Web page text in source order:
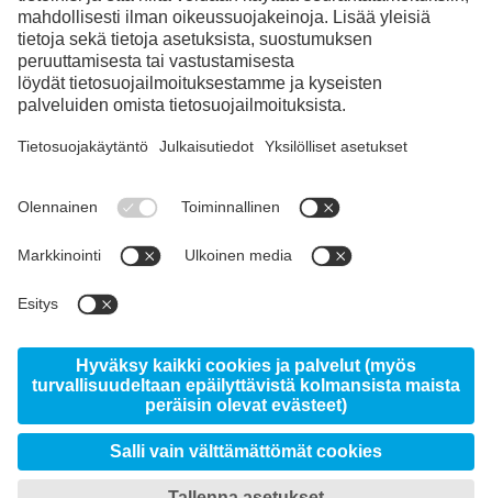
Instagram
LinkedIn
© 2026 voestalpine High Performance Metals Finland
Oy Ab, Ritakuja 1, FI-01740 Vantaa
Sivustosta
Tietoja Uddeholmista
Uutiset
Data protection/privacy
Imprint
Lataukset